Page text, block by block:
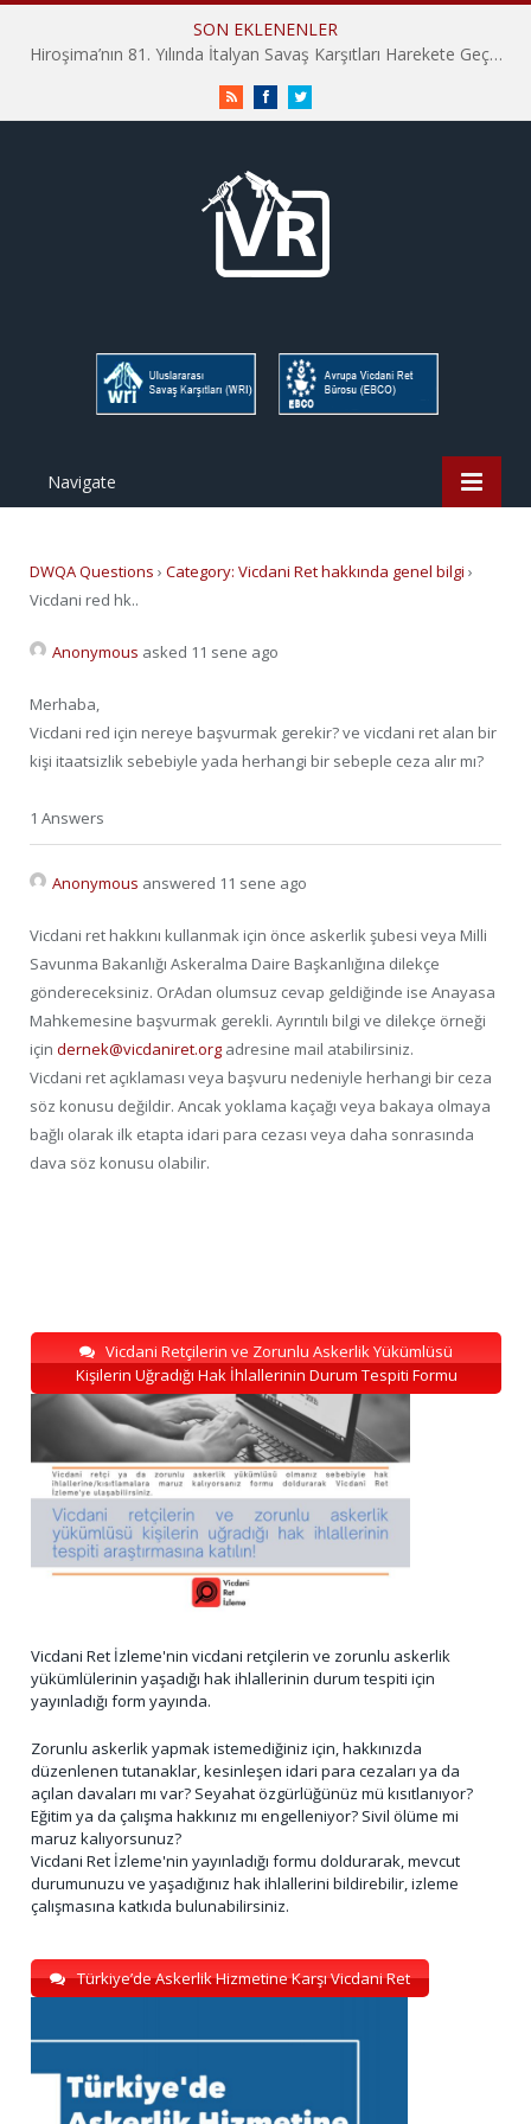
SON EKLENENLER
Hiroşima’nın 81. Yılında İtalyan Savaş Karşıtları Harekete Geçti: “Hatırlamak yeterli değil”
RSS FacebookTwitter
Navigate
DWQA Questions › Category: Vicdani Ret hakkında genel bilgi ›
Vicdani red hk..
Anonymous asked 11 sene ago
Merhaba,
Vicdani red için nereye başvurmak gerekir? ve vicdani ret alan bir
kişi itaatsizlik sebebiyle yada herhangi bir sebeple ceza alır mı?
1 Answers
Anonymous answered 11 sene ago
Vicdani ret hakkını kullanmak için önce askerlik şubesi veya Milli
Savunma Bakanlığı Askeralma Daire Başkanlığına dilekçe
göndereceksiniz. OrAdan olumsuz cevap geldiğinde ise Anayasa
Mahkemesine başvurmak gerekli. Ayrıntılı bilgi ve dilekçe örneği
için dernek@vicdaniret.org adresine mail atabilirsiniz.
Vicdani ret açıklaması veya başvuru nedeniyle herhangi bir ceza
söz konusu değildir. Ancak yoklama kaçağı veya bakaya olmaya
bağlı olarak ilk etapta idari para cezası veya daha sonrasında
dava söz konusu olabilir.
Vicdani Retçilerin ve Zorunlu Askerlik Yükümlüsü
Kişilerin Uğradığı Hak İhlallerinin Durum Tespiti Formu
Vicdani Ret İzleme'nin vicdani retçilerin ve zorunlu askerlik
yükümlülerinin yaşadığı hak ihlallerinin durum tespiti için
yayınladığı form yayında.
Zorunlu askerlik yapmak istemediğiniz için, hakkınızda
düzenlenen tutanaklar, kesinleşen idari para cezaları ya da
açılan davaları mı var? Seyahat özgürlüğünüz mü kısıtlanıyor?
Eğitim ya da çalışma hakkınız mı engelleniyor? Sivil ölüme mi
maruz kalıyorsunuz?
Vicdani Ret İzleme'nin yayınladığı formu doldurarak, mevcut
durumunuzu ve yaşadığınız hak ihlallerini bildirebilir, izleme
çalışmasına katkıda bulunabilirsiniz.
Türkiye’de Askerlik Hizmetine Karşı Vicdani Ret